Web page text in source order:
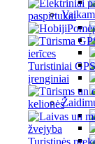
paspirtukai
Turistiniai
įrenginiai
kelionės
žvejyba
Turistinės